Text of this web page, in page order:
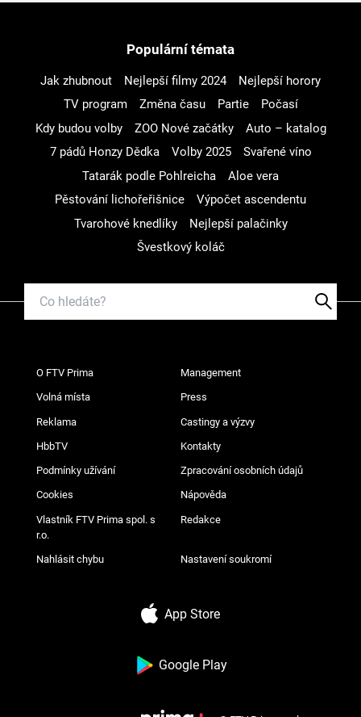
Populární témata
Jak zhubnout Nejlepší filmy 2024
Nejlepší horory
TV program
Změna času Partie
Počasí
Kdy budou volby
ZOO Nové začátky
Auto – katalog
7 pádů Honzy Dědka
Volby 2025
Svařené víno
Tatarák podle Pohlreicha
Aloe vera
Pěstování lichořeřišnice
Výpočet ascendentu
Tvarohové knedlíky
Nejlepší palačinky
Švestkový koláč
O FTV Prima Management
Volná místa Press
Reklama Castingy a výzvy
HbbTV Kontakty
Podmínky užívání Zpracování osobních údajů
Cookies Nápověda
Vlastník FTV Prima spol. s
r.o.
Redakce
Nahlásit chybu Nastavení soukromí
App Store
Google Play